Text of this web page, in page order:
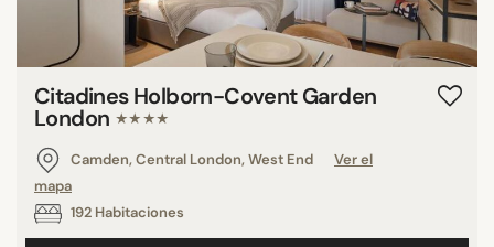
Citadines Holborn-Covent Garden
London ★★★★
Camden, Central London, West End
Ver el
mapa
192 Habitaciones